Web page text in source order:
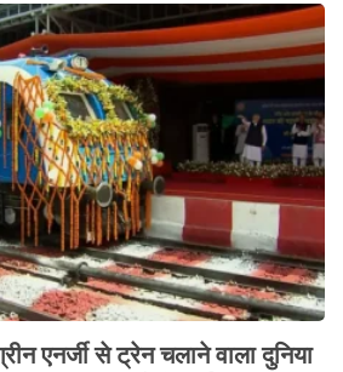
एनर्जी से ट्रेन चलाने वाला दुनिया